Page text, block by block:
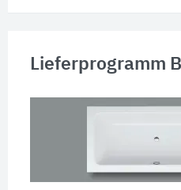
Lieferprogramm